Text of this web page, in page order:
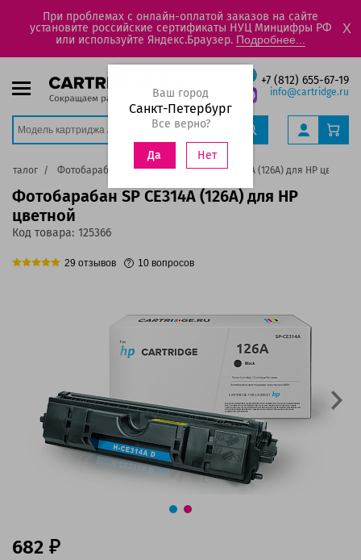
При проблемах с онлайн-оплатой заказов на сайте
установите российские сертификаты НУЦ Минцифры РФ
или используйте Яндекс.Браузер. Подробнее...
X
+7 (812) 655-67-19
info@cartridge.ru
Ваш город
Санкт-Петербург
Все верно?
Да Нет
Каталог Фотобарабаны Фотобарабан SP CE314A (126A) для HP цветной
Фотобарабан SP CE314A (126A) для HP
цветной
Код товара: 125366
29 отзывов 10 вопросов
682